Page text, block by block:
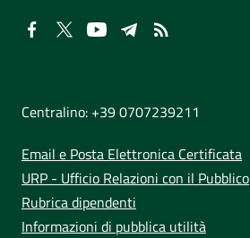
Centralino: +39 0707239211
Email e Posta Elettronica Certificata
URP - Ufficio Relazioni con il Pubblico
Rubrica dipendenti
Informazioni di pubblica utilità